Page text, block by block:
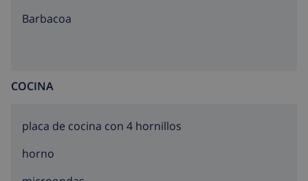
barbacoa
COCINA
placa de cocina con 4 hornillos
horno